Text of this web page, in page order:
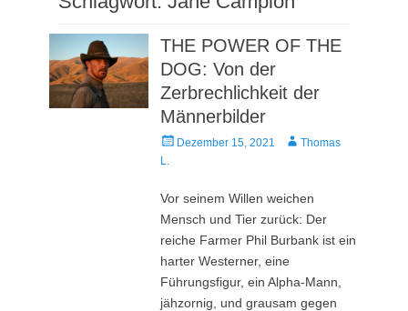
THE POWER OF THE
DOG: Von der
Zerbrechlichkeit der
Männerbilder
Veröffentlicht
am
Dezember 15, 2021 AutorThomas
L.
Vor seinem Willen weichen
Mensch und Tier zurück: Der
reiche Farmer Phil Burbank ist ein
harter Westerner, eine
Führungsfigur, ein Alpha-Mann,
jähzornig, und grausam gegen